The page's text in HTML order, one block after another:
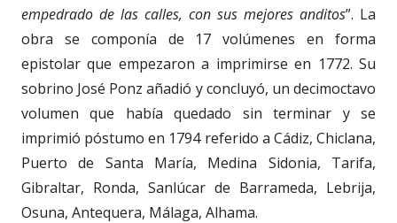
empedrado de las calles, con sus mejores anditos”. La
obra se componía de 17 volúmenes en forma
epistolar que empezaron a imprimirse en 1772. Su
sobrino José Ponz añadió y concluyó, un decimoctavo
volumen que había quedado sin terminar y se
imprimió póstumo en 1794 referido a Cádiz, Chiclana,
Puerto de Santa María, Medina Sidonia, Tarifa,
Gibraltar, Ronda, Sanlúcar de Barrameda, Lebrija,
Osuna, Antequera, Málaga, Alhama.